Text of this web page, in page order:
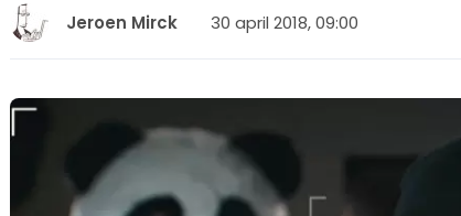
Jeroen Mirck 30 april 2018, 09:00